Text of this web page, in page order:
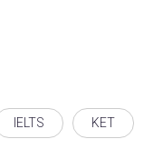
IELTS KET